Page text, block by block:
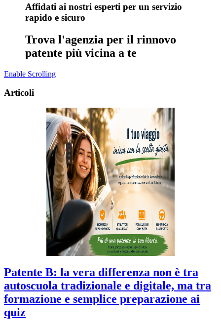
Affidati ai nostri esperti per un servizio
rapido e sicuro
Trova l'agenzia per il rinnovo
patente più vicina a te
Enable Scrolling
Articoli
Patente B: la vera differenza non è tra
autoscuola tradizionale e digitale, ma tra
formazione e semplice preparazione ai
quiz